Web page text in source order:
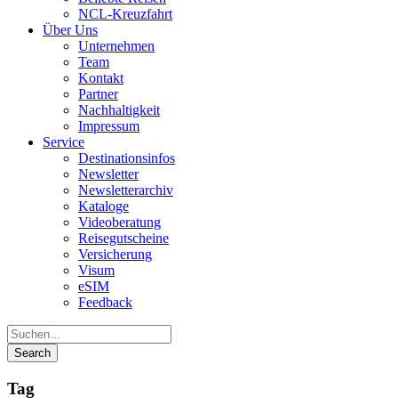
NCL-Kreuzfahrt
Über Uns
Unternehmen
Team
Kontakt
Partner
Nachhaltigkeit
Impressum
Service
Destinationsinfos
Newsletter
Newsletterarchiv
Kataloge
Videoberatung
Reisegutscheine
Versicherung
Visum
eSIM
Feedback
Tag